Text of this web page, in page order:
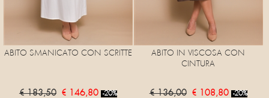
ABITO SMANICATO CON SCRITTE
€ 183,50 € 146,80 -20%
ABITO IN VISCOSA CON
CINTURA
€ 136,00 € 108,80 -20%